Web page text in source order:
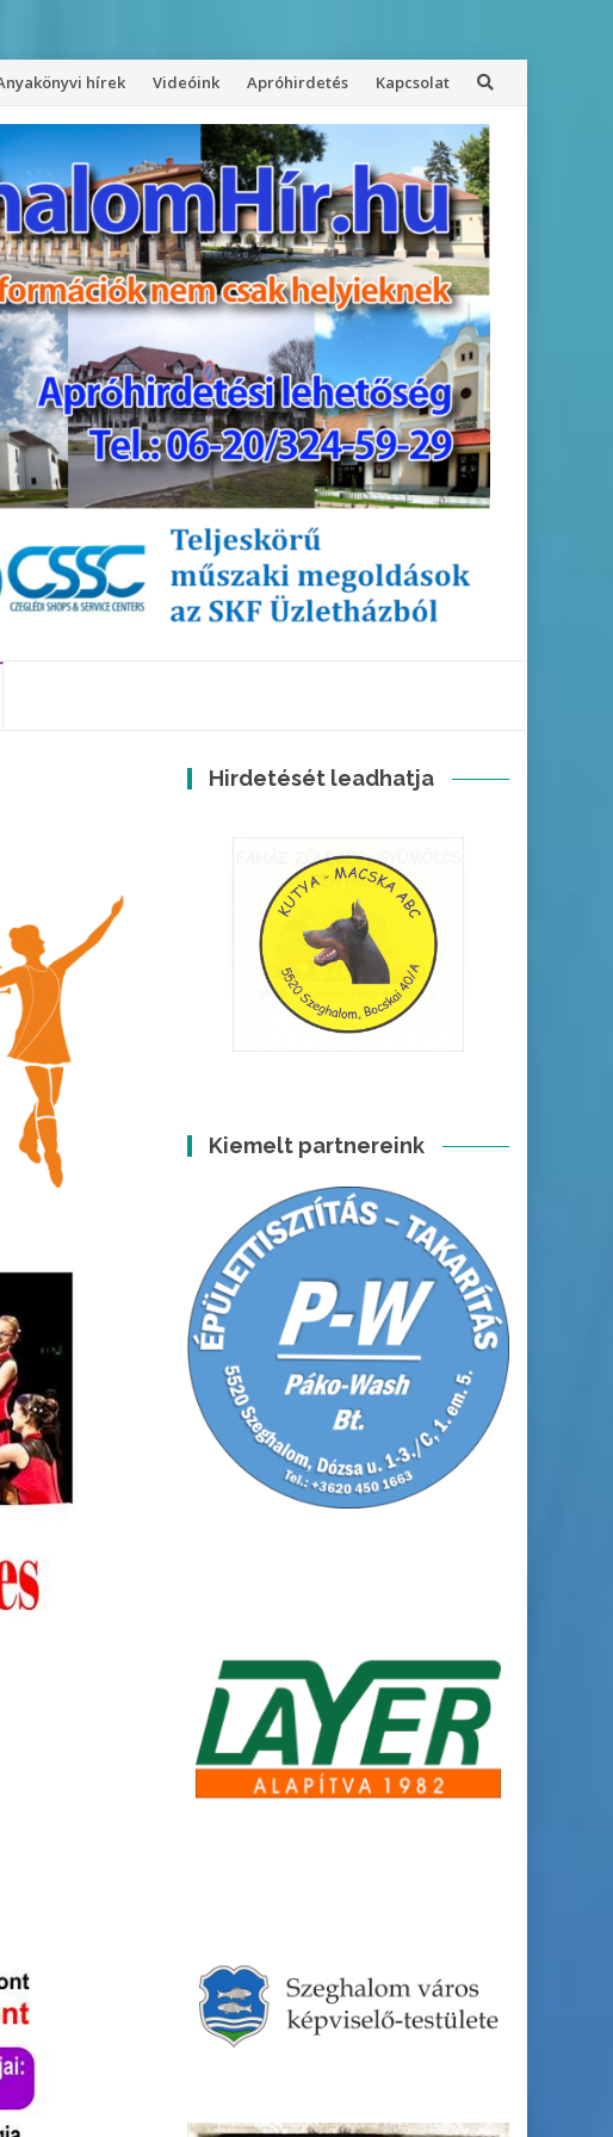
hírek Videóink Apróhirdetés Kapcsolat
Hirdetését leadhatja
Kiemelt partnereink